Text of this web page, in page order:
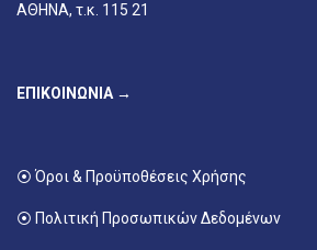
ΑΘΗΝΑ, τ.κ. 115 21
ΕΠΙΚΟΙΝΩΝΙΑ →
⦿ Όροι & Προϋποθέσεις Χρήσης
⦿ Πολιτική Προσωπικών Δεδομένων